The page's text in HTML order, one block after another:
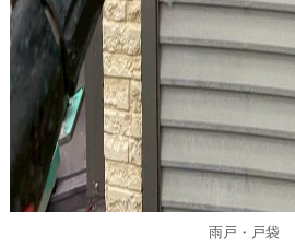
雨戸・戸袋